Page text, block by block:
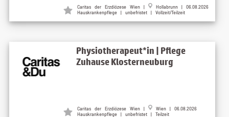
Caritas der Erzdiözese Wien |
Hollabrunn | 06.08.2026
Hauskrankenpflege | unbefristet | Vollzeit/Teilzeit
Physiotherapeut*in | Pflege
Zuhause Klosterneuburg
Caritas der Erzdiözese Wien |
Wien | 06.08.2026
Hauskrankenpflege | unbefristet | Teilzeit